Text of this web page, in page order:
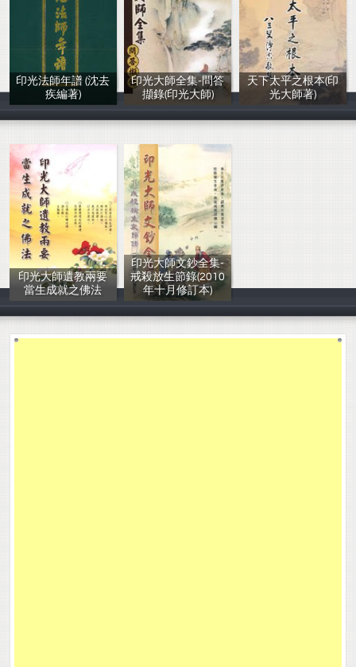
印光法師年譜 (沈去
疾編著)
沈去疾居士 編
印光大師全集-問答
擷錄(印光大師)
印光大師
天下太平之根本(印
光大師著)
印光大師著
印光大師遺教兩要
當生成就之佛法
香光淨宗學會
印光大師文鈔全集-
戒殺放生節錄(2010
年十月修訂本)
印光大師